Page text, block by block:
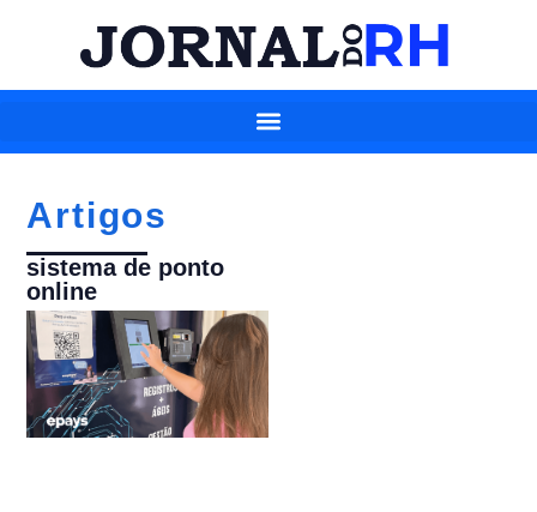
Artigos
sistema de ponto
online